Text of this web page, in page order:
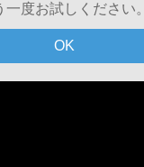
一度お試しください。
OK